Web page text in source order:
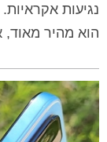
נגיעות
הוא מהיר